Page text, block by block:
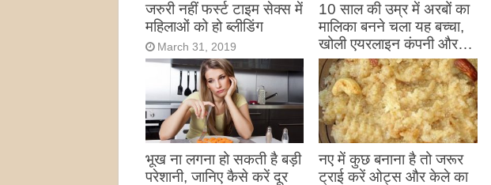
जरुरी नहीं फर्स्ट टाइम सेक्स में
महिलाओं को हो ब्लीडिंग
March 31, 2019
10 साल की उम्र में अरबों का
मालिका बनने चला यह बच्चा,
खोली एयरलाइन कंपनी और…
March 31, 2019
भूख ना लगना हो सकती है बड़ी
परेशानी, जानिए कैसे करें दूर
नए में कुछ बनाना है तो जरूर
ट्राई करें ओट्स और केले का